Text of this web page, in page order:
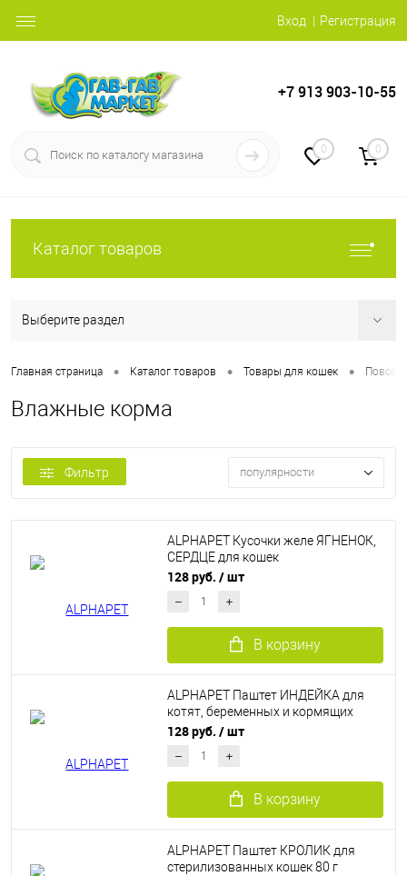
Вход Регистрация
+7 913 903-10-55
0 0
Каталог товаров
Выберите раздел
Главная страница • Каталог товаров • Товары для кошек •
Влажные корма
Фильтр популярности
ALPHAPET Кусочки желе ЯГНЕНОК,
СЕРДЦЕ для кошек
стерилизованных 80 г
128 руб. / шт
В корзину
ALPHAPET Паштет ИНДЕЙКА для
котят, беременных и кормящих
кошек 80 г
128 руб. / шт
В корзину
ALPHAPET Паштет КРОЛИК для
стерилизованных кошек 80 г